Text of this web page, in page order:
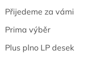
Přijedeme za vámi
Prima výběr
Plus plno LP desek